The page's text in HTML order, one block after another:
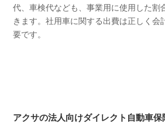
代、車検代なども、事業用に使用した割
きます。社用車に関する出費は正しく会
要です。
アクサの法人向けダイレクト自動車保